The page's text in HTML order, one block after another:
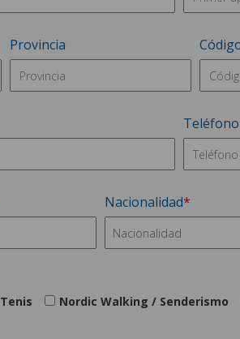
Provincia
Nacionalidad
Tenis Nordic Walking / Senderismo